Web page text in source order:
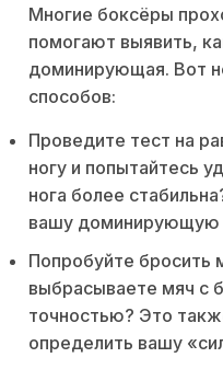
Многие боксёры
помогают выявить,
доминирующая. Вот
способов:
Проведите тест на
ногу и попытайтесь
нога более
вашу доминирующую
Попробуйте бросить
выбрасываете мяч с
точностью? Это
определить вашу